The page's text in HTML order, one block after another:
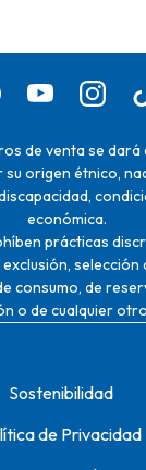
de venta se
origen étnico,
económica.
prácticas
selección
consumo, de
o de cualquier
Sostenibilidad
de Privacidad